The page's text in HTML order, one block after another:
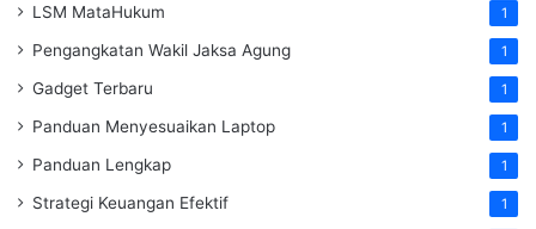
LSM MataHukum 1
Pengangkatan Wakil Jaksa Agung 1
Gadget Terbaru 1
Panduan Menyesuaikan Laptop 1
Panduan Lengkap 1
Strategi Keuangan Efektif 1